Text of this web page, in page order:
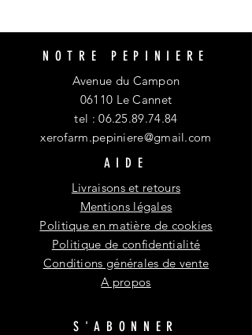
NOTRE PEPINIERE
Avenue du Campon
06110 Le Cannet
tel :06.25.89.74.84
xerofarm.pepiniere@gmail.com
AIDE
Livraisons et retours
Mentions légales
Politique en matière de cookies
Politique de confidentialité
Conditions générales de vente
A propos
S'ABONNER